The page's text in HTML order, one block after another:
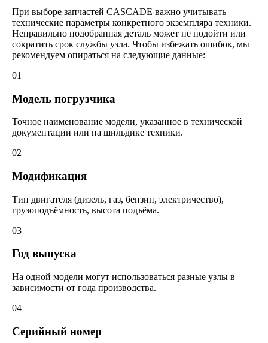
При выборе запчастей CASCADE важно учитывать
технические параметры конкретного экземпляра техники.
Неправильно подобранная деталь может не подойти или
сократить срок службы узла. Чтобы избежать ошибок, мы
рекомендуем опираться на следующие данные:
01
Модель погрузчика
Точное наименование модели, указанное в технической
документации или на шильдике техники.
02
Модификация
Тип двигателя (дизель, газ, бензин, электричество),
грузоподъёмность, высота подъёма.
03
Год выпуска
На одной модели могут использоваться разные узлы в
зависимости от года производства.
04
Серийный номер